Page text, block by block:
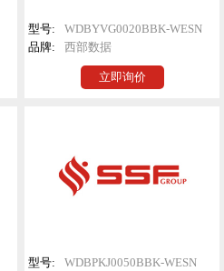
型号:
WDBYVG0020BBK-WESN
品牌:
西部数据
立即询价
型号:
WDBPKJ0050BBK-WESN